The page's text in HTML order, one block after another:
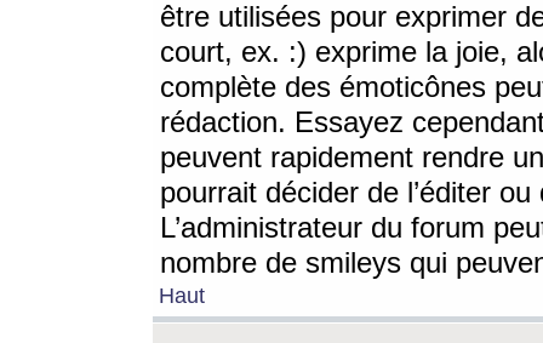
être utilisées pour exprimer
court, ex. :) exprime la joie,
complète des émoticônes
rédaction. Essayez
peuvent rapidement rendre
pourrait décider de l’éditer
L’administrateur du forum
nombre de smileys qui
Haut